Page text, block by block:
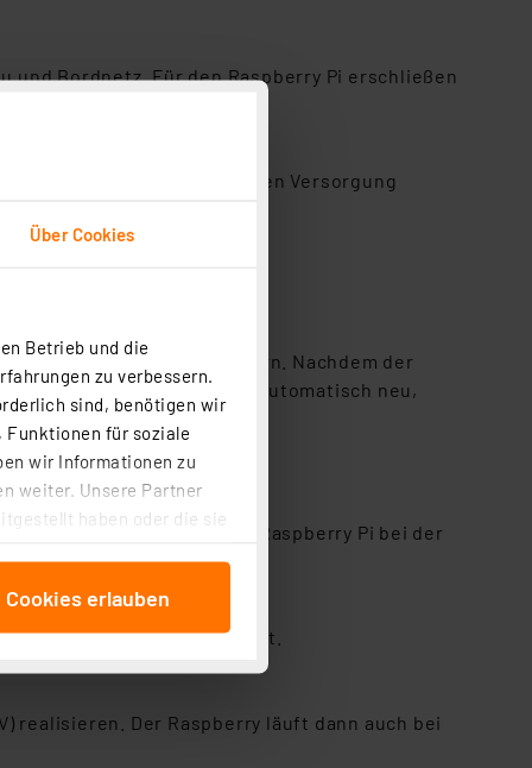
Über Cookies
Betrieb und die
zu verbessern.
sind, benötigen wir
Funktionen für soziale
wir Informationen zu
weiter. Unsere Partner
haben oder die sie
(Art. 6
ist durch Klick auf den
Einstellungen“
dieser Daten zur
Cookies erlauben
und Bordnetz. Für den Raspberry Pi erschließen
soll. Bei Ausfall der primären Versorgung
bis zu 3 A bereit.
vor Netzausfall sichern. Nachdem der
den Raspberry Pi automatisch neu,
daran angeschlossenen Raspberry Pi bei der
oder NAS-System bereit.
realisieren. Der Raspberry läuft dann auch bei